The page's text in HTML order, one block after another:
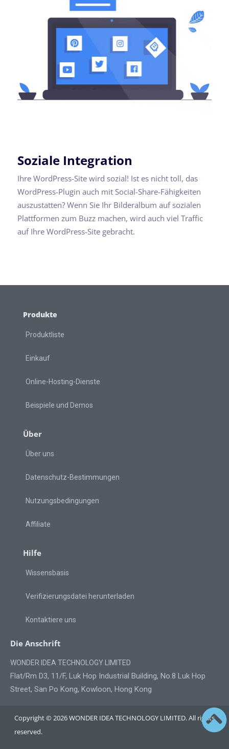
Soziale Integration
Ihre WordPress-Site wird sozial! Ist es nicht toll, das
WordPress-Plugin auch mit Social-Share-Fähigkeiten
auszustatten? Wenn Sie Ihr Bilderalbum auf sozialen
Plattformen zum Buzz machen, wird auch viel Traffic
auf Ihre WordPress-Site gebracht.
Produkte
Produktliste
Einkauf
Online-Hosting-Dienste
Beispiele und Demos
Über
Über uns
Datenschutz-Bestimmungen
Nutzungsbedingungen
Affiliate
Hilfe
Wissensbasis
Verifizierungsdatei herunterladen
Kontaktiere uns
Die Anschrift
WONDER IDEA TECHNOLOGY LIMITED
Flat/Rm D3, 11/F, Luk Hop Industrial Building, No.8 Luk Hop
Street, San Po Kong, Kowloon, Hong Kong
Copyright © 2026 WONDER IDEA TECHNOLOGY LIMITED. All rights
reserved.